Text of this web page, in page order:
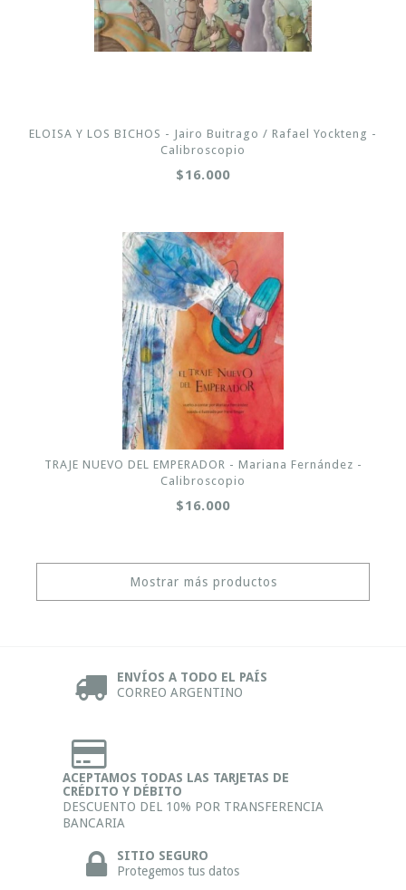
ELOISA Y LOS BICHOS - Jairo Buitrago / Rafael Yockteng -
Calibroscopio
$16.000
TRAJE NUEVO DEL EMPERADOR - Mariana Fernández -
Calibroscopio
$16.000
Mostrar más productos
ENVÍOS A TODO EL PAÍS
CORREO ARGENTINO
ACEPTAMOS TODAS LAS TARJETAS DE
CRÉDITO Y DÉBITO
DESCUENTO DEL 10% POR TRANSFERENCIA
BANCARIA
SITIO SEGURO
Protegemos tus datos